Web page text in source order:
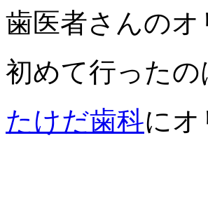
歯医者さんの
初めて行った
たけだ歯科に